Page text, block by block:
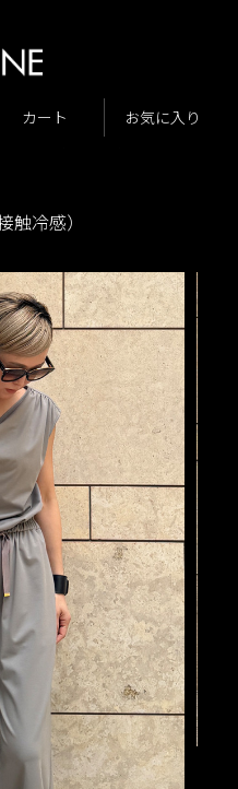
カート お気に入り
ンワン（接触冷感）
冷感）